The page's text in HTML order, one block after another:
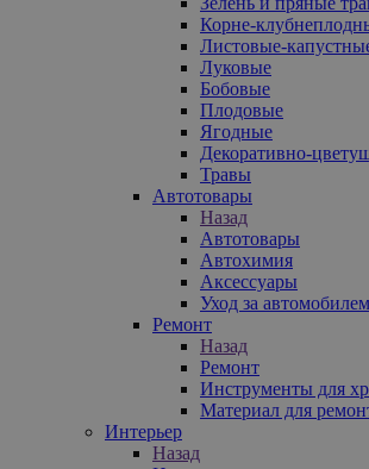
Корне-
Листовые-
Луковые
Бобовые
Плодовые
Ягодные
Декоративно-
Травы
Автотовары
Назад
Автотовары
Автохимия
Аксессуары
Уход за автомобилем
Ремонт
Назад
Ремонт
Инструменты для
Материал для
Интерьер
Назад